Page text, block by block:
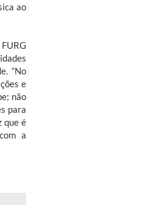
ao
“No
e
não
para
que é
a